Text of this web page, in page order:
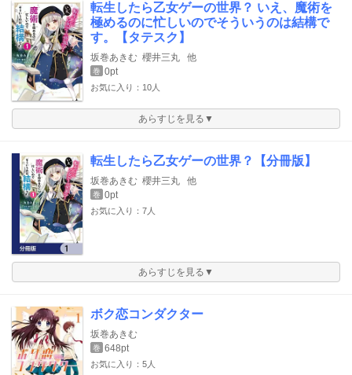
転生したら乙女ゲーの世界？ いえ、魔術を
極めるのに忙しいのでそういうのは結構で
す。【タテスク】
坂巻あきむ 櫻井三丸 他
巻 0pt
お気に入り：10人
あらすじを見る▼
転生したら乙女ゲーの世界？【分冊版】
坂巻あきむ 櫻井三丸 他
巻 0pt
お気に入り：7人
あらすじを見る▼
ボク恋コンダクター
坂巻あきむ
巻 648pt
お気に入り：5人